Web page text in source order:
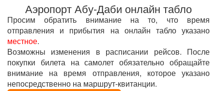
Аэропорт Абу-Даби онлайн табло
Просим обратить внимание на то, что время
отправления и прибытия на онлайн табло указано
местное.
Возможны изменения в расписании рейсов. После
покупки билета на самолет обязательно обращайте
внимание на время отправления, которое указано
непосредственно на маршрут-квитанции.